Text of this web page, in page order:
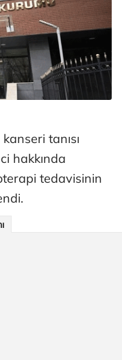
tanısı
hakkında
tedavisinin